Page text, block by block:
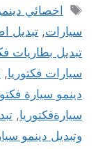
الوسوم
اخصائي
سيارات, تبديل
تبديل بطاريات
سيارات فكتوريا,
دينمو سيارة
سيارةفكتوريا,
وتبديل دينمو